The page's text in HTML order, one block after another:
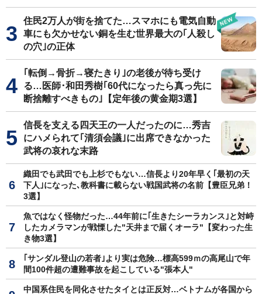
住民2万人が街を捨てた…スマホにも電気自動
車にも欠かせない銅を生む世界最大の｢人殺し
の穴｣の正体
｢転倒→骨折→寝たきり｣の老後が待ち受け
る…医師･和田秀樹｢60代になったら真っ先に
断捨離すべきもの｣【定年後の黄金期3選】
信長を支える四天王の一人だったのに…秀吉
にハメられて｢清須会議｣に出席できなかった
武将の哀れな末路
織田でも武田でも上杉でもない…信長より20年早く｢最初の天
下人｣になった､教科書に載らない戦国武将の名前【豊臣兄弟！
3選】
魚ではなく怪物だった…44年前に｢生きたシーラカンス｣と対峙
したカメラマンが戦慄した"天井まで届くオーラ"【変わった生
き物3選】
｢サンダル登山の若者｣より実は危険…標高599ｍの高尾山で年
間100件超の遭難事故を起こしている"張本人"
中国系住民を同化させたタイとは正反対…ベトナムが各国から